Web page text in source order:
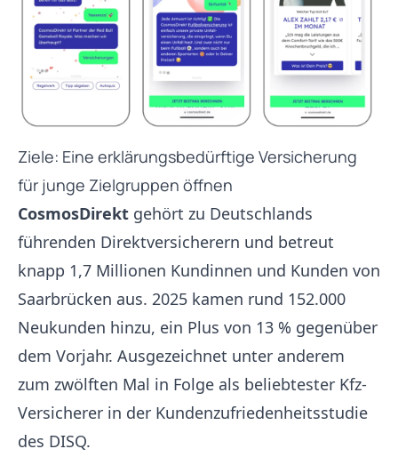
Ziele: Eine erklärungsbedürftige Versicherung
für junge Zielgruppen öffnen
CosmosDirekt gehört zu Deutschlands
führenden Direktversicherern und betreut
knapp 1,7 Millionen Kundinnen und Kunden von
Saarbrücken aus. 2025 kamen rund 152.000
Neukunden hinzu, ein Plus von 13 % gegenüber
dem Vorjahr. Ausgezeichnet unter anderem
zum zwölften Mal in Folge als beliebtester Kfz-
Versicherer in der Kundenzufriedenheitsstudie
des DISQ.